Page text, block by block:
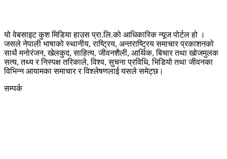
यो वेबसाइट कुश मिडिया हाउस प्रा.लि.को आधिकारिक न्यूज पोर्टल हो ।
जसले नेपाली भाषाको स्थानीय, राष्ट्रिय, अन्तराष्ट्रिय समाचार प्रकाशनको
साथै मनोरंजन, खेलकुद, साहित्य, जीवनशैली, आर्थिक, बिचार तथा खोजमुलक
सत्य, तथ्य र निस्पक्ष तरिकाले, विश्व, सुचना प्रविधि, भिडियो तथा जीवनका
विभिन्न आयामका समाचार र विश्लेषणलाई यसले समेट्छ।
सम्पर्क